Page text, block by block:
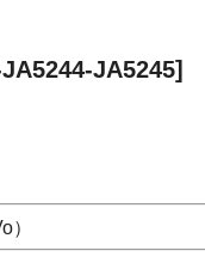
JA5245]